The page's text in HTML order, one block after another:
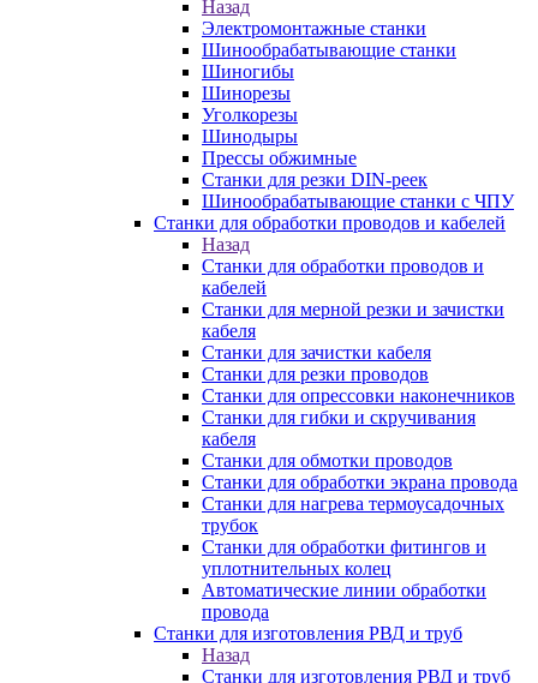
Назад
Электромонтажные станки
Шинообрабатывающие станки
Шиногибы
Шинорезы
Уголкорезы
Шинодыры
Прессы обжимные
Станки для резки DIN-реек
Шинообрабатывающие станки с ЧПУ
Станки для обработки проводов и кабелей
Назад
Станки для обработки проводов и
кабелей
Станки для мерной резки и зачистки
кабеля
Станки для зачистки кабеля
Станки для резки проводов
Станки для опрессовки наконечников
Станки для гибки и скручивания
кабеля
Станки для обмотки проводов
Станки для обработки экрана провода
Станки для нагрева термоусадочных
трубок
Станки для обработки фитингов и
уплотнительных колец
Автоматические линии обработки
провода
Станки для изготовления РВД и труб
Назад
Станки для изготовления РВД и труб